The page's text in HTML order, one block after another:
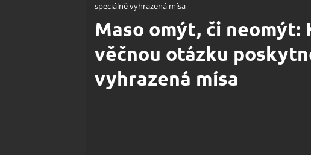
speciálně vyhrazená mísa
Maso omýt, či neomýt:
věčnou otázku
vyhrazená mísa